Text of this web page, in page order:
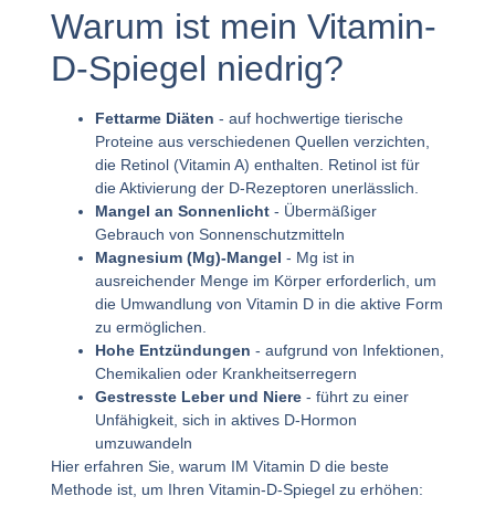
Warum ist mein Vitamin-
D-Spiegel niedrig?
Fettarme Diäten - auf hochwertige tierische
Proteine aus verschiedenen Quellen verzichten,
die Retinol (Vitamin A) enthalten. Retinol ist für
die Aktivierung der D-Rezeptoren unerlässlich.
Mangel an Sonnenlicht - Übermäßiger
Gebrauch von Sonnenschutzmitteln
Magnesium (Mg)-Mangel - Mg ist in
ausreichender Menge im Körper erforderlich, um
die Umwandlung von Vitamin D in die aktive Form
zu ermöglichen.
Hohe Entzündungen - aufgrund von Infektionen,
Chemikalien oder Krankheitserregern
Gestresste Leber und Niere- führt zu einer
Unfähigkeit, sich in aktives D-Hormon
umzuwandeln
Hier erfahren Sie, warum IM Vitamin D die beste
Methode ist, um Ihren Vitamin-D-Spiegel zu erhöhen: